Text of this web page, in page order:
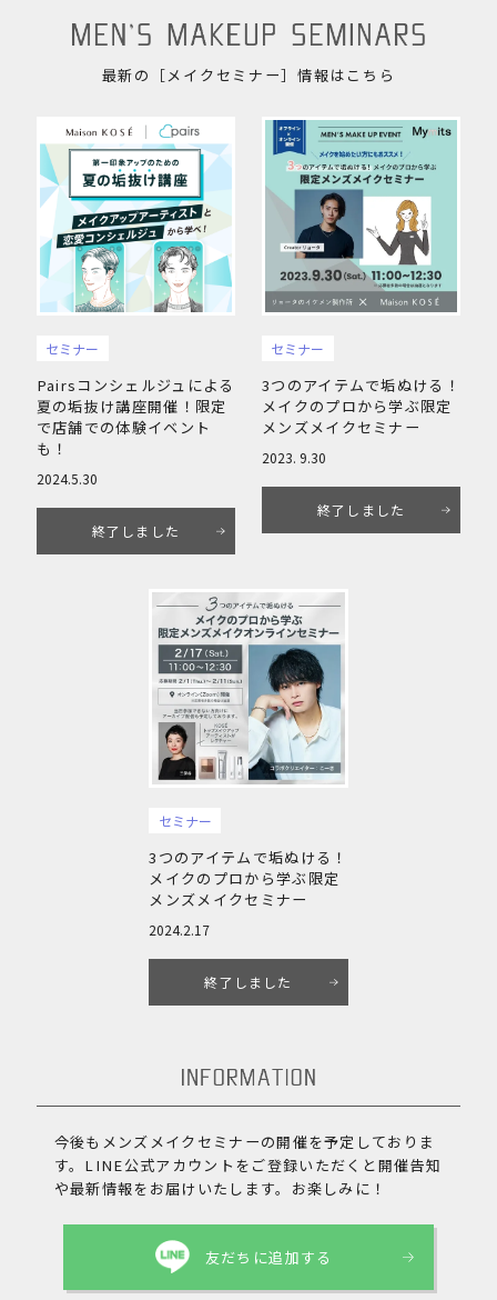
最新の［メイクセミナー］情報はこちら
セミナー
Pairsコンシェルジュによる
夏の垢抜け講座開催！限定
で店舗での体験イベント
も！
2024.5.30
終了しました
セミナー
3つのアイテムで垢ぬける！
メイクのプロから学ぶ限定
メンズメイクセミナー
2023. 9.30
終了しました
セミナー
3つのアイテムで垢ぬける！
メイクのプロから学ぶ限定
メンズメイクセミナー
2024.2.17
終了しました
今後もメンズメイクセミナーの開催を予定しておりま
す。 LINE公式アカウントをご登録いただくと開催告知
や最新情報をお届けいたします。お楽しみに！
友だちに追加する